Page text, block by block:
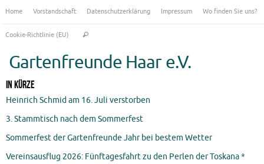
springen
Home Vorstandschaft Datenschutzerklärung Impressum Wo finden Sie uns?
Cookie-Richtlinie (EU) Suchen
Gartenfreunde Haar e.V.
In Kürze
Heinrich Schmid am 16. Juli verstorben
3. Stammtisch nach dem Sommerfest
Sommerfest der Gartenfreunde Jahr bei bestem Wetter
Vereinsausflug 2026: Fünftagesfahrt zu den Perlen der Toskana *